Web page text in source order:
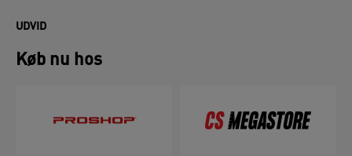
UDVID
Køb nu hos